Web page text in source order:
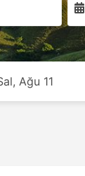
Ağu 11